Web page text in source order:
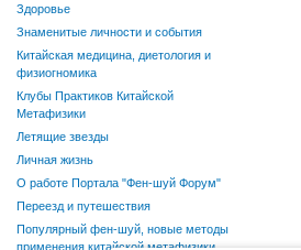
Здоровье
Знаменитые личности и события
Китайская медицина, диетология и
физиогномика
Клубы Практиков Китайской
Метафизики
Летящие звезды
Личная жизнь
О работе Портала "Фен-шуй Форум"
Переезд и путешествия
Популярный фен-шуй, новые методы
применения китайской метафизики